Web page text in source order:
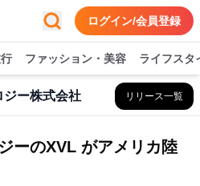
ログイン/会員登録
ファッション・美容 ライフスタ
ジー株式会社 リリース一覧
ーのXVL がアメリカ陸